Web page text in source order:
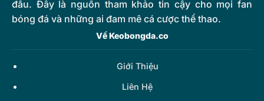
đấu. Đây là nguồn tham khảo tin cậy cho mọi fan
bóng đá và những ai đam mê cá cược thể thao.
Về Keobongda.co
Giới Thiệu
Liên Hệ